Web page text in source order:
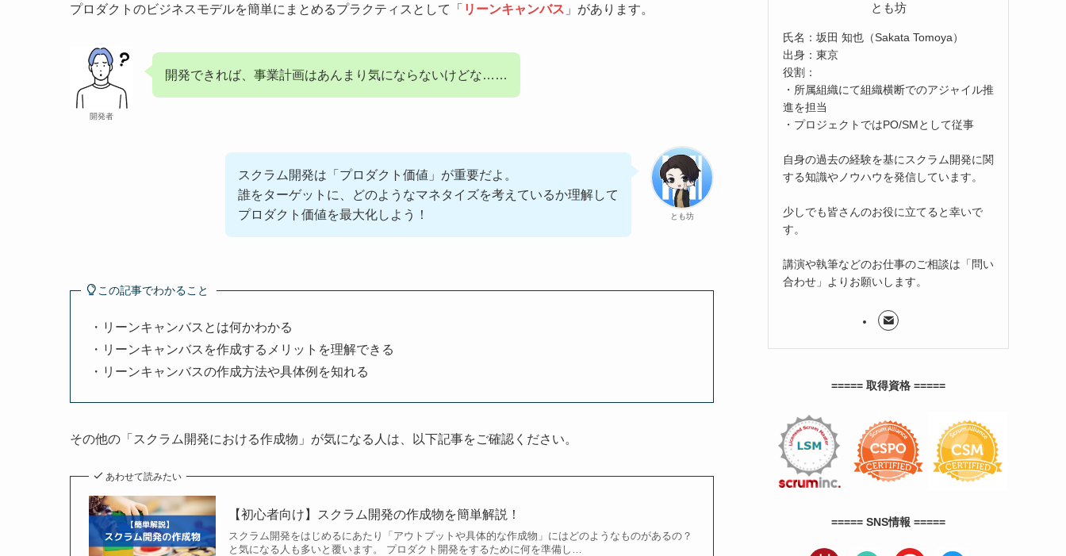
プロダクトのビジネスモデルを簡単にまとめるプラクティスとして「 リーンキャンバス 」があります。
開発者
開発できれば、事業計画はあんまり気にならないけどな……
とも坊
スクラム開発は「プロダクト価値」が重要だよ。
誰をターゲットに、どのようなマネタイズを考えているか理解して
プロダクト価値を最大化しよう！
この記事でわかること
・リーンキャンバスとは何かわかる
・リーンキャンバスを作成するメリットを理解できる
・リーンキャンバスの作成方法や具体例を知れる
その他の「スクラム開発における作成物」が気になる人は、以下記事をご確認ください。
あわせて読みたい
【初心者向け】スクラム開発の作成物を簡単解説！
スクラム開発をはじめるにあたり「アウトプットや具体的な作成物」にはどのようなものがあるの？
と気になる人も多いと覆います。 プロダクト開発をするために何を準備し…
とも坊
氏名：坂田 知也（Sakata Tomoya）
出身：東京
役割：
・所属組織にて組織横断でのアジャイル推
進を担当
・プロジェクトではPO/SMとして従事
自身の過去の経験を基にスクラム開発に関
する知識やノウハウを発信しています。
少しでも皆さんのお役に立てると幸いで
す。
講演や執筆などのお仕事のご相談は「問い
合わせ」よりお願いします。
===== 取得資格 =====
===== SNS情報 =====